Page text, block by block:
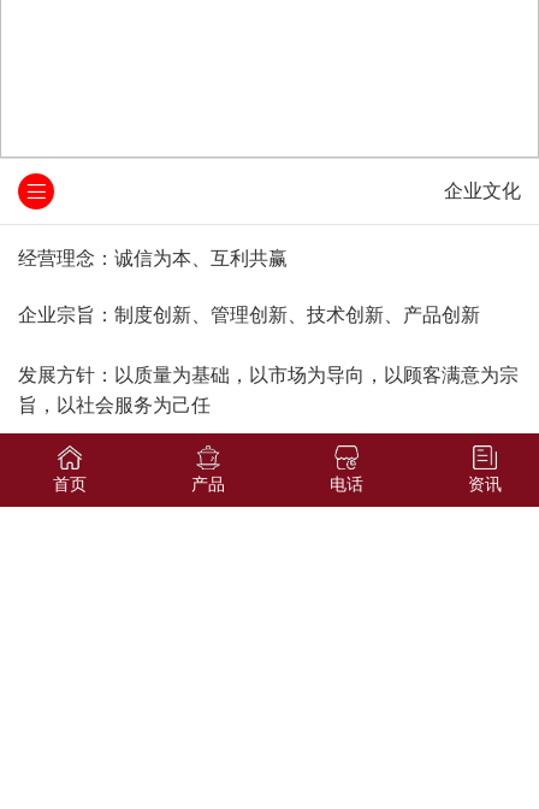
企业文化
经营理念：诚信为本、互利共赢
企业宗旨：制度创新、管理创新、技术创新、产品创新
发展方针：以质量为基础，以市场为导向，以顾客满意为宗
旨，以社会服务为己任
企业精神：自强不息、厚德载物（注释：做人‘与人为善，
以人为本’；做事‘敬业自强，造福社会’的价值取向。）
首页 产品 电话 资讯